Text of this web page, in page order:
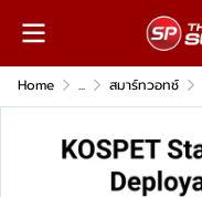
Home ... สมาร์ทวอทช์